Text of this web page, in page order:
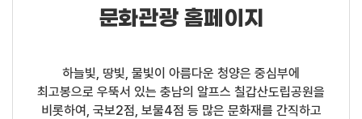
문화관광 홈페이지
하늘빛, 땅빛, 물빛이 아름다운 청양은 중심부에
최고봉으로 우뚝서 있는 충남의 알프스 칠갑산도립공원을
비롯하여, 국보2점, 보물4점 등 많은 문화재를 간직하고